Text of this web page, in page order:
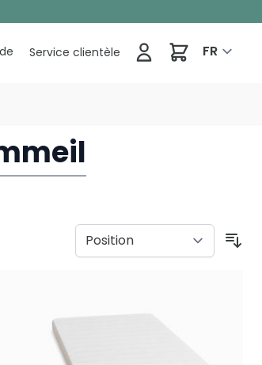
Service clientèle Panier
FR